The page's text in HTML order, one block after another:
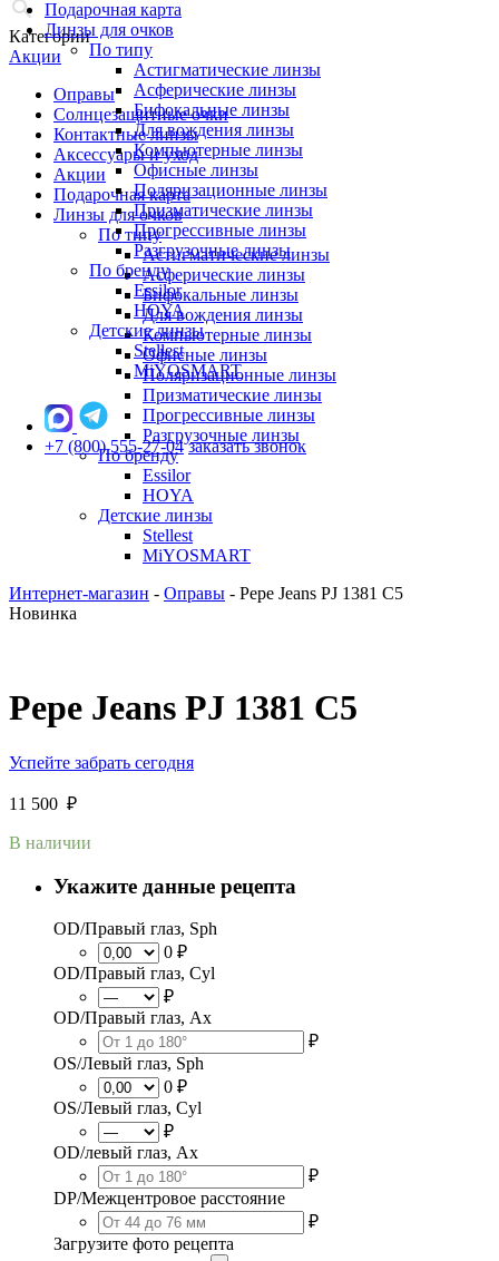
Категории
Акции
Оправы
Солнцезащитные очки
Контактные линзы
Аксессуары и уход
Акции
Подарочная карта
Линзы для очков
По типу
Астигматические линзы
Асферические линзы
Бифокальные линзы
Для вождения линзы
Компьютерные линзы
Офисные линзы
Поляризационные линзы
Призматические линзы
Прогрессивные линзы
Разгрузочные линзы
По бренду
Essilor
HOYA
Детские линзы
Stellest
MiYOSMART
Подарочная карта
Линзы для очков
По типу
Астигматические линзы
Асферические линзы
Бифокальные линзы
Для вождения линзы
Компьютерные линзы
Офисные линзы
Поляризационные линзы
Призматические линзы
Прогрессивные линзы
Разгрузочные линзы
По бренду
Essilor
HOYA
Детские линзы
Stellest
MiYOSMART
+7 (800) 555-27-04 заказать звонок
Интернет-магазин - Оправы - Pepe Jeans PJ 1381 C5
Новинка
Pepe Jeans PJ 1381 C5
Успейте забрать сегодня
11 500 ₽
В наличии
Укажите данные рецепта
OD/Правый глаз, Sph
0 ₽
OD/Правый глаз, Cyl
₽
OD/Правый глаз, Ax
₽
OS/Левый глаз, Sph
0 ₽
OS/Левый глаз, Cyl
₽
OD/левый глаз, Ax
₽
DP/Межцентровое расстояние
₽
Загрузите фото рецепта